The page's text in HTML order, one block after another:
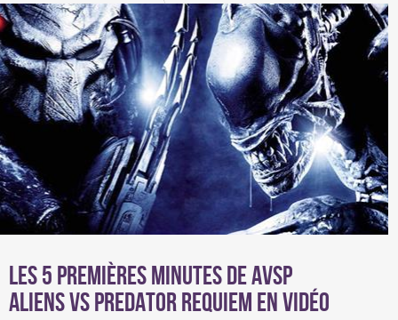
Les 5 premières minutes de AvsP
Les 5 premières minutes de AvsP
Aliens Vs Predator Requiem en vidéo